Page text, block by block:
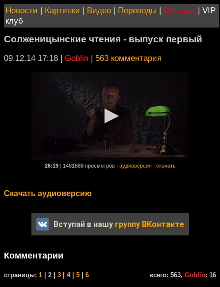
Новости | Картинки | Видео | Переводы | Магазин | VIP
клуб
Солженицынские чтения - выпуск первый
09.12.14 17:18 | Goblin | 563 комментария
26:19 1481888 просмотров аудиоверсия скачать
Скачать аудиоверсию
Вступай в нашу группу ВКонтакте
Комментарии
cтраницы: 1 | 2 | 3 4| 5 6 всего: 563, Goblin: 16